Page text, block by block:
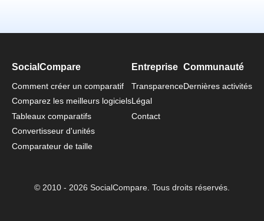
SocialCompare
Comment créer un comparatif
Comparez les meilleurs logiciels
Tableaux comparatifs
Convertisseur d'unités
Comparateur de taille
Entreprise
Transparence
Légal
Contact
Communauté
Dernières activités
© 2010 - 2026 SocialCompare. Tous droits réservés.